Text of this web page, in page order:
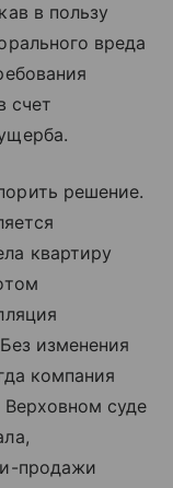
в пользу
вреда
счет
решение.
квартиру
изменения
компания
суде
продажи